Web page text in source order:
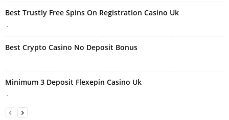
Best Trustly Free Spins On Registration Casino Uk
-
Best Crypto Casino No Deposit Bonus
-
Minimum 3 Deposit Flexepin Casino Uk
-